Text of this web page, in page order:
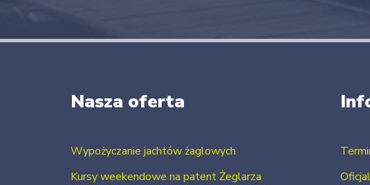
Nasza oferta
Wypożyczanie jachtów żaglowych
Kursy weekendowe na patent Żeglarza